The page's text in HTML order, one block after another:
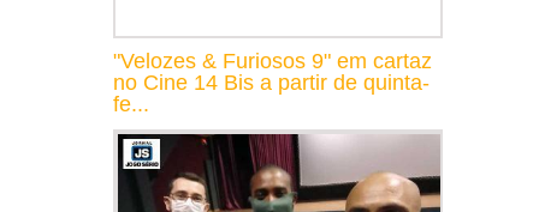
"Velozes & Furiosos 9" em cartaz
no Cine 14 Bis a partir de quinta-
fe...